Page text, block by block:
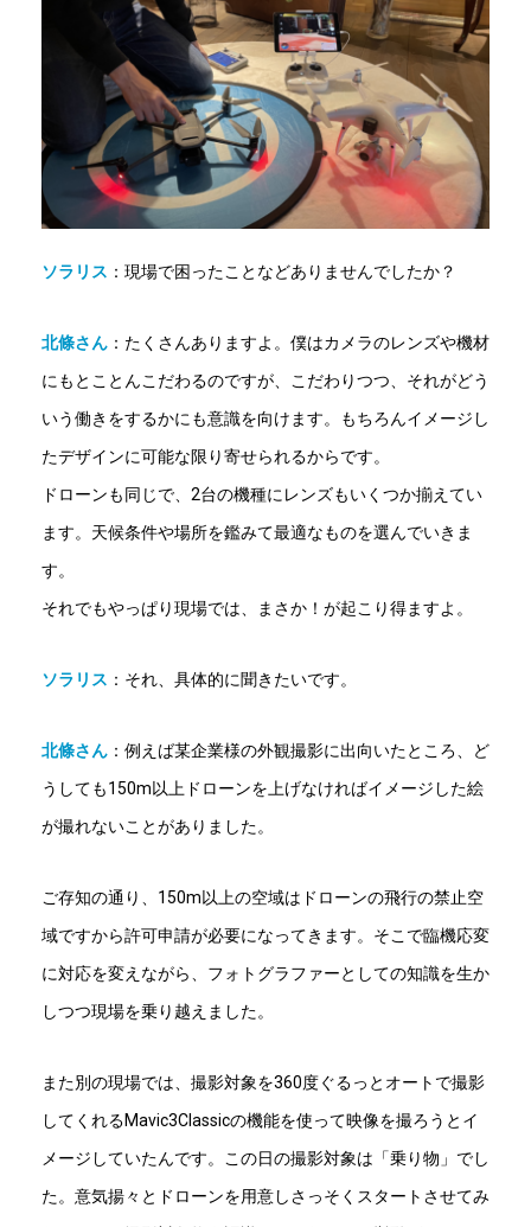
ソラリス ：現場で困ったことなどありませんでしたか？
北條さん ：たくさんありますよ。僕はカメラのレンズや機材
にもとことんこだわるのですが、こだわりつつ、それがどう
いう働きをするかにも意識を向けます。もちろんイメージし
たデザインに可能な限り寄せられるからです。
ドローンも同じで、2台の機種にレンズもいくつか揃えてい
ます。天候条件や場所を鑑みて最適なものを選んでいきま
す。
それでもやっぱり現場では、まさか！が起こり得ますよ。
ソラリス ：それ、具体的に聞きたいです。
北條さん ： 例えば某企業様の外観撮影に出向いたところ、ど
うしても150m以上ドローンを上げなければイメージした絵
が撮れないことがありました。
ご存知の通り、150m以上の空域はドローンの飛行の禁止空
域ですから許可申請が必要になってきます。そこで臨機応変
に対応を変えながら、フォトグラファーとしての知識を生か
しつつ現場を乗り越えました。
また別の現場では、撮影対象を360度ぐるっとオートで撮影
してくれるMavic3Classicの機能を使って映像を撮ろうとイ
メージしていたんです。この日の撮影対象は「乗り物」でし
た。意気揚々とドローンを用意しさっそくスタートさせてみ